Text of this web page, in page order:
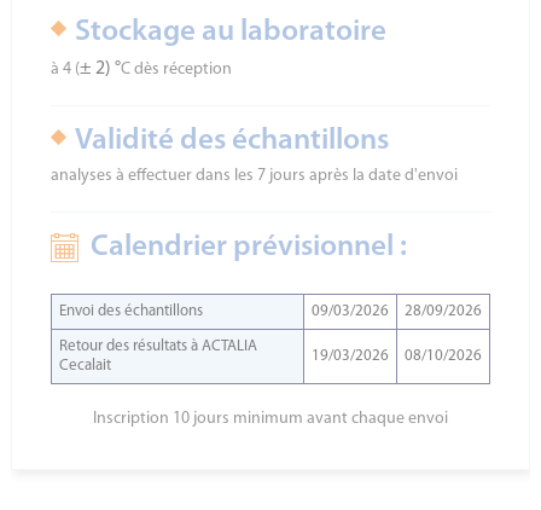
Stockage au laboratoire
à 4 (± 2) °C dès réception
Validité des échantillons
analyses à effectuer dans les 7 jours après la date d'envoi
Calendrier prévisionnel :
Envoi des échantillons 09/03/2026 28/09/2026
Retour des résultats à ACTALIA
Cecalait
19/03/2026 08/10/2026
Inscription 10 jours minimum avant chaque envoi